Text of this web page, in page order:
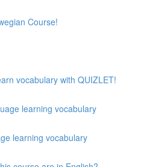
Course!
vocabulary with QUIZLET!
learning vocabulary
learning vocabulary